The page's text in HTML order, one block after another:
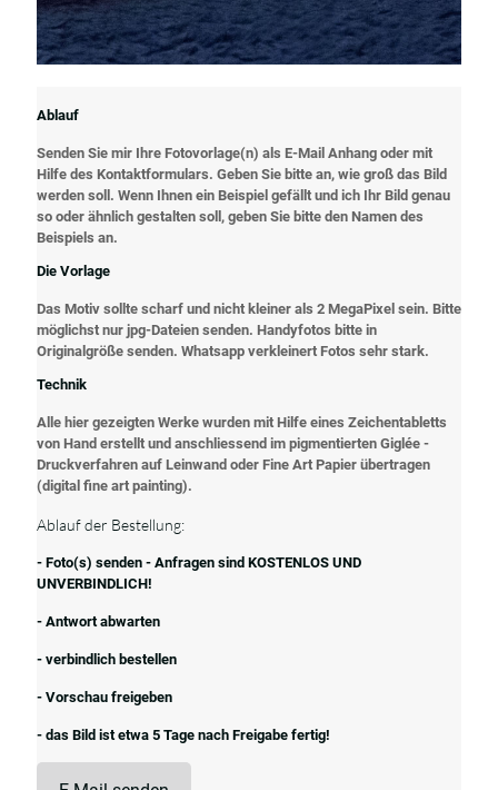
Ablauf
Senden Sie mir Ihre Fotovorlage(n) als E-Mail Anhang oder mit
Hilfe des Kontaktformulars. Geben Sie bitte an, wie groß das Bild
werden soll. Wenn Ihnen ein Beispiel gefällt und ich Ihr Bild genau
so oder ähnlich gestalten soll, geben Sie bitte den Namen des
Beispiels an.
Die Vorlage
Das Motiv sollte scharf und nicht kleiner als 2 MegaPixel sein. Bitte
möglichst nur jpg-Dateien senden. Handyfotos bitte in
Originalgröße senden. Whatsapp verkleinert Fotos sehr stark.
Technik
Alle hier gezeigten Werke wurden mit Hilfe eines Zeichentabletts
von Hand erstellt und anschliessend im pigmentierten Giglée -
Druckverfahren auf Leinwand oder Fine Art Papier übertragen
(digital fine art painting).
Ablauf der Bestellung:
- Foto(s) senden - Anfragen sind KOSTENLOS UND
UNVERBINDLICH!
- Antwort abwarten
- verbindlich bestellen
- Vorschau freigeben
- das Bild ist etwa 5 Tage nach Freigabe fertig!